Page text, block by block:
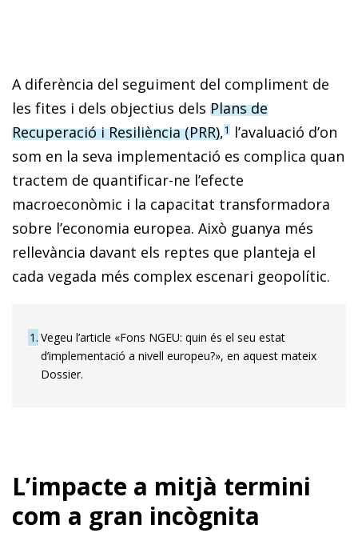
A diferència del seguiment del compliment de
les fites i dels objectius dels Plans de
Recuperació i Resiliència (PRR),1 l’ava­luació d’on
som en la seva implementació es complica quan
tractem de quantificar-ne l’efecte
macroeconòmic i la capacitat transformadora
sobre l’economia europea. Això guanya més
rellevància davant els reptes que planteja el
cada vegada més complex escenari geopolític.
1 Vegeu l’article «Fons NGEU: quin és el seu estat
d’implementació a nivell europeu?», en aquest mateix
Dossier.
L’impacte a mitjà termini
com a gran incògnita